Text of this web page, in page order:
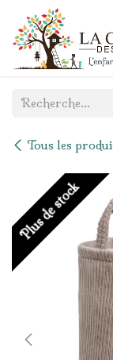
Se rendre au
Tous les
Plus de stock